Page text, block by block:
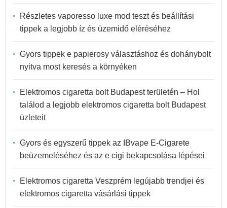
Részletes vaporesso luxe mod teszt és beállítási
tippek a legjobb íz és üzemidő eléréséhez
Gyors tippek e papierosy választáshoz és dohánybolt
nyitva most keresés a környéken
Elektromos cigaretta bolt Budapest területén – Hol
találod a legjobb elektromos cigaretta bolt Budapest
üzleteit
Gyors és egyszerű tippek az IBvape E-Cigarete
beüzemeléséhez és az e cigi bekapcsolása lépései
Elektromos cigaretta Veszprém legújabb trendjei és
elektromos cigaretta vásárlási tippek